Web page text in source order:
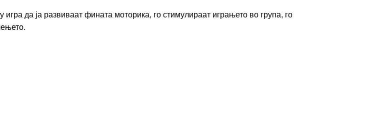
да ја развиваат фината моторика, го стимулираат играњето во група, го